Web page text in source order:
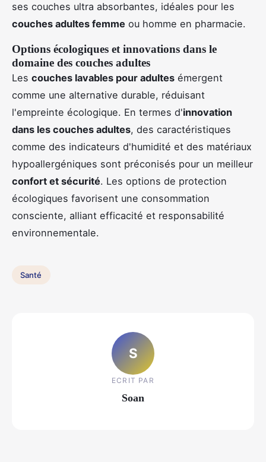
ses couches ultra absorbantes, idéales pour les
couches adultes femme ou homme en pharmacie.
Options écologiques et innovations dans le
domaine des couches adultes
Les couches lavables pour adultes émergent
comme une alternative durable, réduisant
l'empreinte écologique. En termes d'innovation
dans les couches adultes, des caractéristiques
comme des indicateurs d'humidité et des matériaux
hypoallergéniques sont préconisés pour un meilleur
confort et sécurité. Les options de protection
écologiques favorisent une consommation
consciente, alliant efficacité et responsabilité
environnementale.
Santé
S
ECRIT PAR
Soan